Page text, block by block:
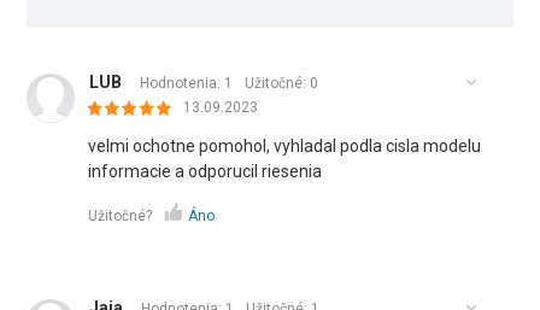
LUB Hodnotenia: 1 Užitočné: 0
13.09.2023
velmi ochotne pomohol, vyhladal podla cisla modelu
informacie a odporucil riesenia
Užitočné? Áno